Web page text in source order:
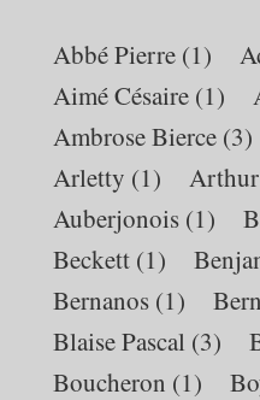
Abbé Pierre (1)
Aimé Césaire (1)
Ambrose Bierce (3)
Arletty (1)
Auberjonois (1)
Beckett (1)
Bernanos (1)
Blaise Pascal (3)
Boucheron (1)